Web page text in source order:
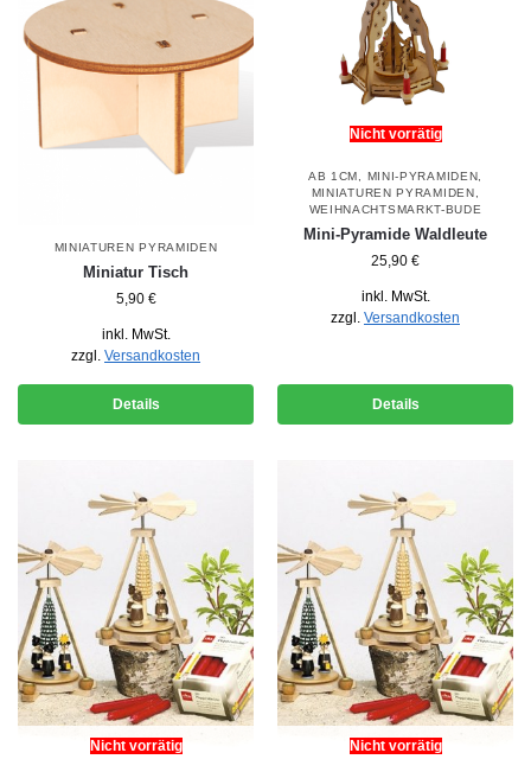
MINIATUREN PYRAMIDEN
Miniatur Tisch
5,90 €
inkl. MwSt.
zzgl. Versandkosten
Details
Nicht vorrätig
AB 1CM MINI-PYRAMIDEN
MINIATUREN PYRAMIDEN
WEIHNACHTSMARKT-BUDE
Mini-Pyramide Waldleute
25,90 €
inkl. MwSt.
zzgl. Versandkosten
Details
Nicht vorrätig Nicht vorrätig